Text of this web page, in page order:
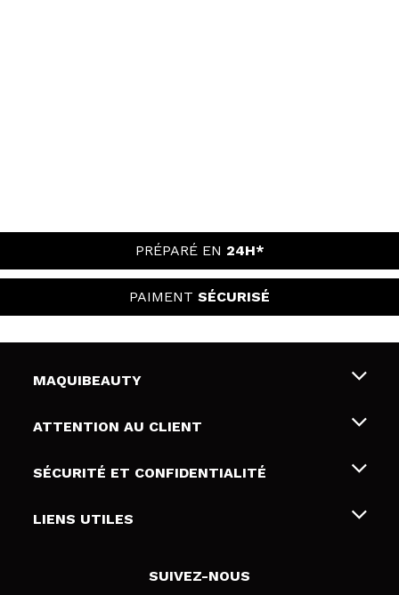
PRÉPARÉ EN 24H*
PAIMENT SÉCURISÉ
MAQUIBEAUTY
Qui sommes nous
Cartes-cadeaux
ATTENTION AU CLIENT
Livraison & retour
Modes de paiement
SÉCURITÉ ET CONFIDENTIALITÉ
Conditions et confidentialité
LIENS UTILES
SUIVEZ-NOUS